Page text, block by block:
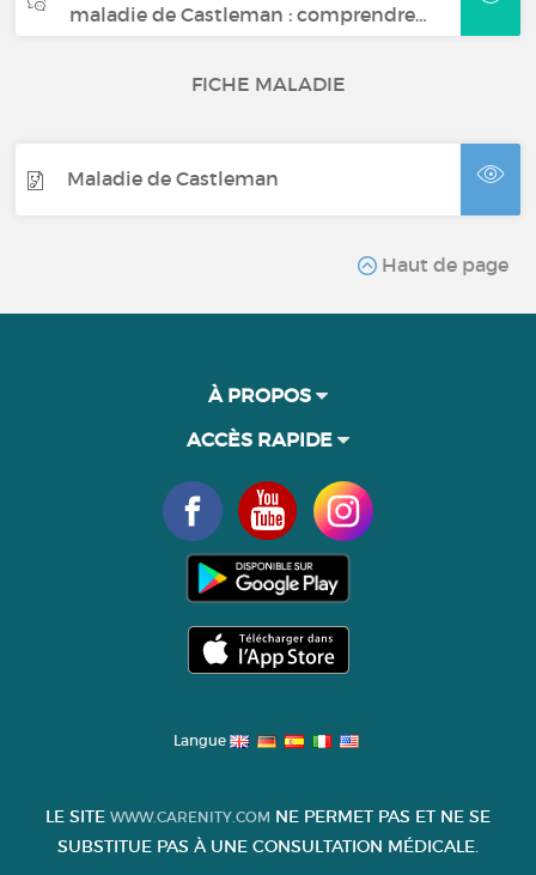
maladie de Castleman : comprendre…
FICHE MALADIE
Maladie de Castleman
Haut de page
À PROPOS
ACCÈS RAPIDE
Langue
LE SITE WWW.CARENITY.COM NE PERMET PAS ET NE SE
SUBSTITUE PAS À UNE CONSULTATION MÉDICALE.